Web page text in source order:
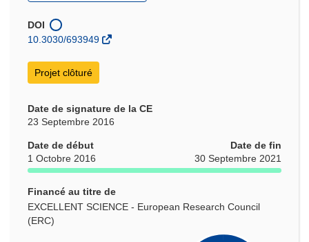
nouvelle
fenêtre)
DOI
10.3030/693949
Projet clôturé
Date de signature de la CE
23 Septembre 2016
Date de début
1 Octobre 2016
Date de fin
30 Septembre 2021
Financé au titre de
EXCELLENT SCIENCE - European Research Council
(ERC)